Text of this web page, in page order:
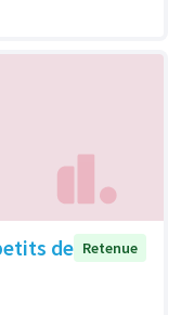
de Retenue